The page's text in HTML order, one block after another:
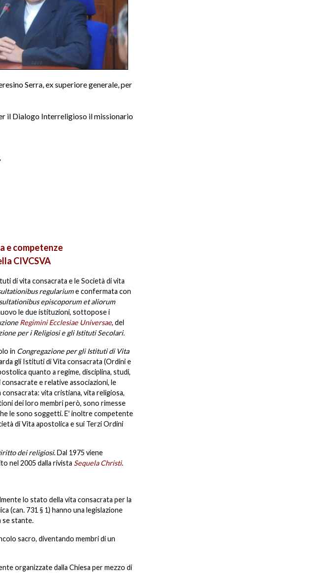
Serra, ex superiore generale, per
il Dialogo Interreligioso il missionario
e competenze
CIVCSVA
di vita consacrata e le Società di vita
regulariume confermata con
episcoporum et aliorum
le due istituzioni, sottopose i
Regimini Ecclesiae Universae, del
per i Religiosi e gli Istituti Secolari.
in Congregazione per gli Istituti di Vita
gli Istituti di Vita consacrata (Ordini e
quanto a regime, disciplina, studi,
e relative associazioni, le
vita cristiana, vita religiosa,
dei loro membri però, sono rimesse
le sono soggetti. E' inoltre competente
di Vita apostolica e sui Terzi Ordini
dei religiosi. Dal 1975 viene
nel 2005 dalla rivista Sequela Christi.
lo stato della vita consacrata per la
(can. 731 § 1) hanno una legislazione
se stante.
sacro, diventando membri di un
organizzate dalla Chiesa per mezzo di